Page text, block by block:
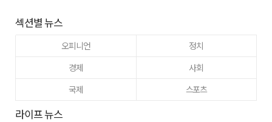
섹션별 뉴스
오피니언
정치
경제
사회
국제
스포츠
라이프 뉴스